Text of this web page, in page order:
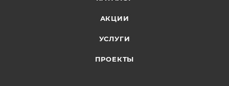
АКЦИИ
УСЛУГИ
ПРОЕКТЫ